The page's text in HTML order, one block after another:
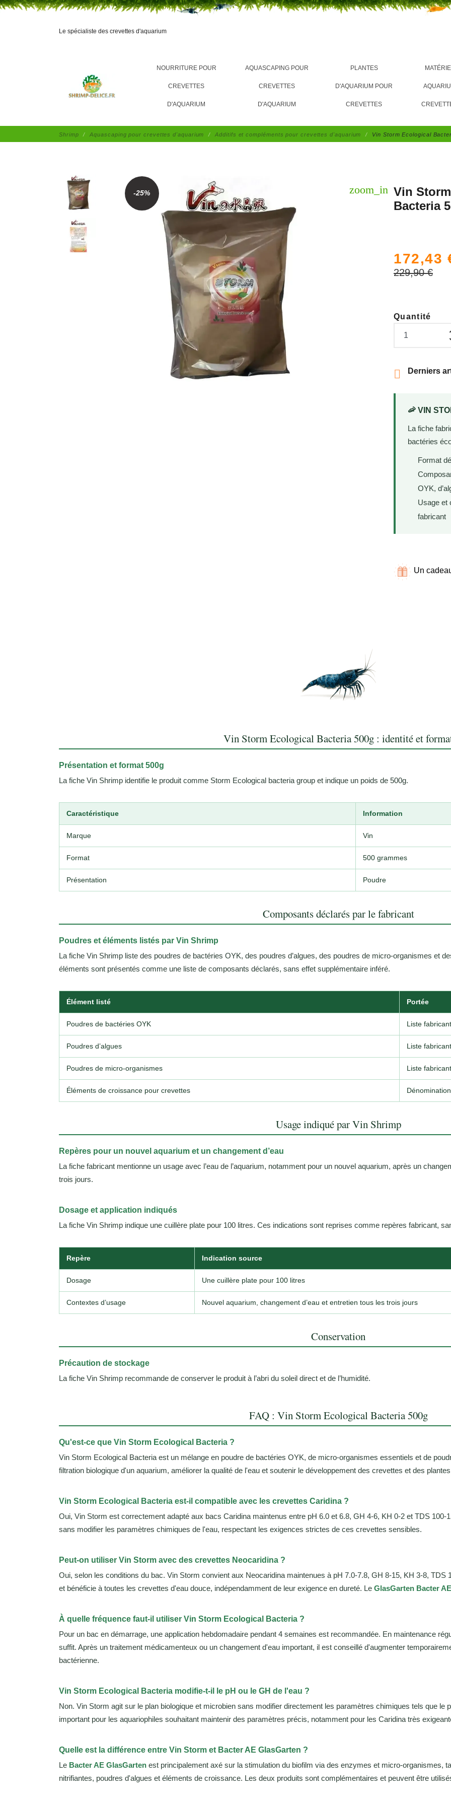
Le spécialiste des crevettes d'aquarium
NOURRITURE POUR
CREVETTES
D'AQUARIUM
AQUASCAPING POUR
CREVETTES
D'AQUARIUM
PLANTES
D'AQUARIUM POUR
CREVETTES
Shrimp Aquascaping pour crevettes d'aquarium Additifs et compléments pour crevettes d'aquarium Vin Storm Ecological
zoom_in
-25%
Vin
Bacteria
172,43
229,90 €
Quantité
 Derniers
🦐 VIN
La fiche
bactéries
Format
OYK,
Usage et
fabricant
Un
Vin Storm Ecological Bacteria 500g : identité et
Présentation et format 500g
La fiche Vin Shrimp identifie le produit comme Storm Ecological bacteria group et indique un poids de 500g.
Caractéristique Information
Marque Vin
Format 500 grammes
Présentation Poudre
Composants déclarés par le fabricant
Poudres et éléments listés par Vin Shrimp
La fiche Vin Shrimp liste des poudres de bactéries OYK, des poudres d’algues, des poudres de micro-organismes et
éléments sont présentés comme une liste de composants déclarés, sans effet supplémentaire inféré.
Élément listé Portée
Poudres de bactéries OYK Liste fabricant
Poudres d’algues Liste fabricant
Poudres de micro-organismes Liste fabricant
Éléments de croissance pour crevettes
Usage indiqué par Vin Shrimp
Repères pour un nouvel aquarium et un changement d’eau
La fiche fabricant mentionne un usage avec l’eau de l’aquarium, notamment pour un nouvel aquarium, après un
trois jours.
Dosage et application indiqués
La fiche Vin Shrimp indique une cuillère plate pour 100 litres. Ces indications sont reprises comme repères fabricant,
Repère Indication source
Dosage Une cuillère plate pour 100 litres
Contextes d’usage Nouvel aquarium, changement d’eau et entretien tous les trois jours
Conservation
Précaution de stockage
La fiche Vin Shrimp recommande de conserver le produit à l’abri du soleil direct et de l’humidité.
FAQ : Vin Storm Ecological Bacteria 500g
Qu'est-ce que Vin Storm Ecological Bacteria ?
Vin Storm Ecological Bacteria est un mélange en poudre de bactéries OYK, de micro-organismes essentiels et de
filtration biologique d'un aquarium, améliorer la qualité de l'eau et soutenir le développement des crevettes et des
Vin Storm Ecological Bacteria est-il compatible avec les crevettes Caridina ?
Oui, Vin Storm est correctement adapté aux bacs Caridina maintenus entre pH 6.0 et 6.8, GH 4-6, KH 0-2 et TDS 100-
sans modifier les paramètres chimiques de l'eau, respectant les exigences strictes de ces crevettes sensibles.
Peut-on utiliser Vin Storm avec des crevettes Neocaridina ?
Oui, selon les conditions du bac. Vin Storm convient aux Neocaridina maintenues à pH 7.0-7.8, GH 8-15, KH 3-8, TDS
et bénéficie à toutes les crevettes d'eau douce, indépendamment de leur exigence en dureté. Le GlasGarten Bacter
À quelle fréquence faut-il utiliser Vin Storm Ecological Bacteria ?
Pour un bac en démarrage, une application hebdomadaire pendant 4 semaines est recommandée. En maintenance
suffit. Après un traitement médicamenteux ou un changement d'eau important, il est conseillé d'augmenter
bactérienne.
Vin Storm Ecological Bacteria modifie-t-il le pH ou le GH de l'eau ?
Non. Vin Storm agit sur le plan biologique et microbien sans modifier directement les paramètres chimiques tels que le
important pour les aquariophiles souhaitant maintenir des paramètres précis, notamment pour les Caridina très
Quelle est la différence entre Vin Storm et Bacter AE GlasGarten ?
Le Bacter AE GlasGarten est principalement axé sur la stimulation du biofilm via des enzymes et micro-organismes,
nitrifiantes, poudres d'algues et éléments de croissance. Les deux produits sont complémentaires et peuvent être